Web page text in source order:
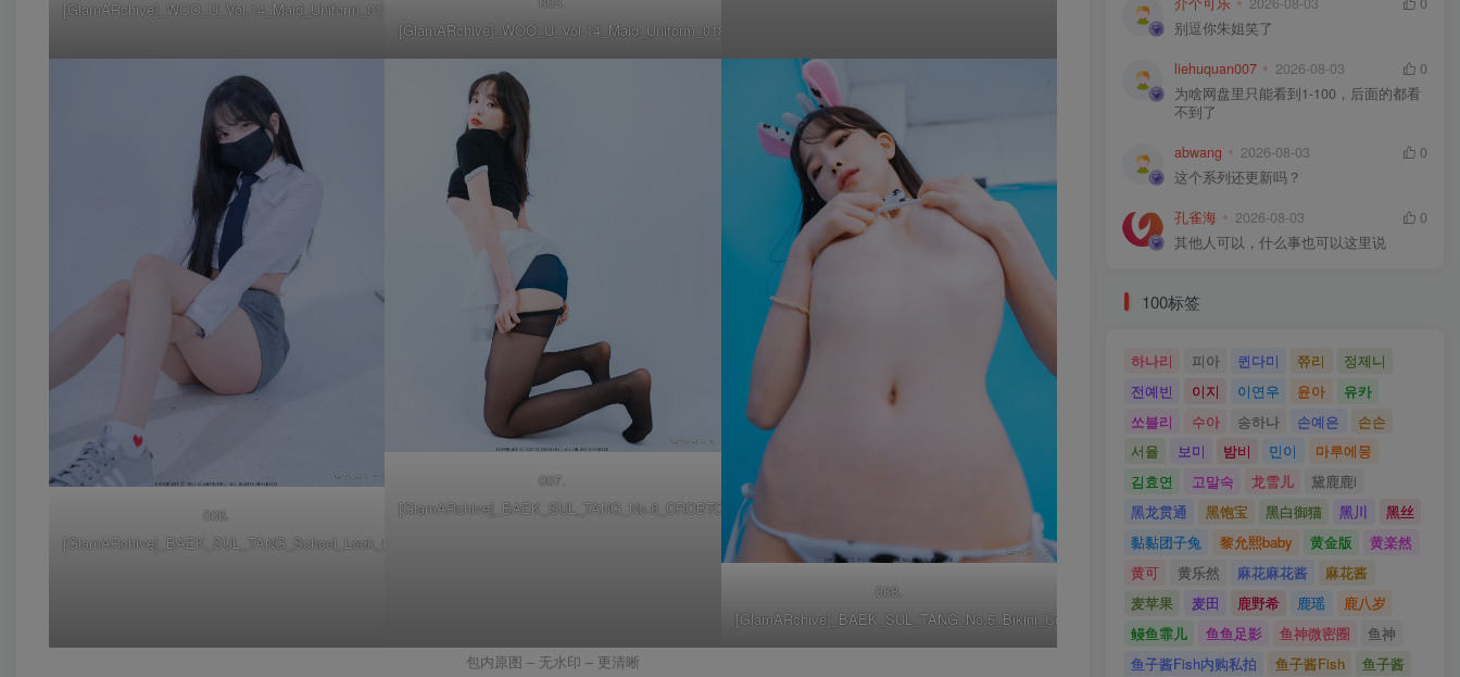
[GlamARchive]_WOO_U_Vol.14_Maid_Uniform_011
[GlamARchive]_WOO_U_Vol.14_Maid_Uniform_018
006.
[GlamARchive]_BAEK_SUL_TANG_School_Look_020
007.
[GlamARchive]_BAEK_SUL_TANG_No.6_CROBTOP_&_SKIRT_026
008.
[GlamARchive]_BAEK_SUL_TANG_No.5_Bikini_Cow_002
包内原图 – 无水印 – 更清晰
别逗你朱姐笑了
liehuquan007 2026-08-03
0
为啥网盘里只能看到1-100，后面的都看
不到了
abwang 2026-08-03
0
这个系列还更新吗？
孔雀海 2026-08-03
0
其他人可以，什么事也可以这里说
100标签
하나리 피아 퀸다미 쮸리
정제니
전예빈
이지 이연우 윤아
유카
쏘블리
수아 송하나 손예은
손손
서율
보미 밤비 민이
마루에몽
김효연
고말숙 龙雪儿
黛鹿鹿i
黑龙贯通
黑饱宝 黑白御猫 黑川
黑丝
黏黏团子兔
黎允熙baby 黄金版
黄楽然
黄可
黄乐然 麻花麻花酱
麻花酱
麦苹果
麦田 鹿野希 鹿瑶
鹿八岁
鳗鱼霏儿
鱼鱼足影 鱼神微密圈
鱼神
鱼子酱Fish内购私拍
鱼子酱Fish
鱼子酱